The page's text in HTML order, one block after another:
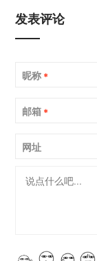
发表评论
昵称 *
邮箱 *
网址